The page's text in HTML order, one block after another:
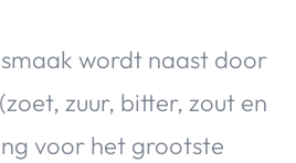
wordt naast door
zuur, bitter, zout en
voor het grootste